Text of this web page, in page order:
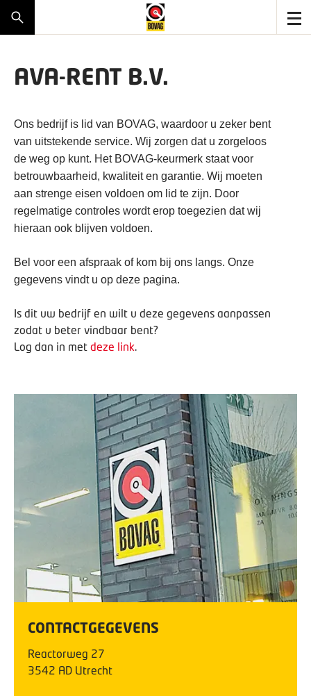
AVA-RENT B.V.
Ons bedrijf is lid van BOVAG, waardoor u zeker bent
van uitstekende service. Wij zorgen dat u zorgeloos
de weg op kunt. Het BOVAG-keurmerk staat voor
betrouwbaarheid, kwaliteit en garantie. Wij moeten
aan strenge eisen voldoen om lid te zijn. Door
regelmatige controles wordt erop toegezien dat wij
hieraan ook blijven voldoen.
Bel voor een afspraak of kom bij ons langs. Onze
gegevens vindt u op deze pagina.
Is dit uw bedrijf en wilt u deze gegevens aanpassen
zodat u beter vindbaar bent?
Log dan in met deze link.
CONTACTGEGEVENS
Reactorweg 27
3542 AD Utrecht